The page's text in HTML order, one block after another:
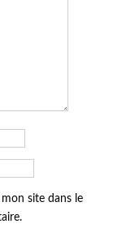
site dans le